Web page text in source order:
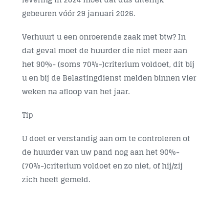
gebeurenvóór 29 januari 2026.
Verhuurt u een onroerende zaak met btw? In
dat geval moet de huurder die niet meer aan
het 90%- (soms 70%-)criterium voldoet, dit bij
u en bij de Belastingdienst melden binnen vier
weken na afloop van het jaar.
Tip
U doet er verstandig aan om te controleren of
de huurder van uw pand nog aan het 90%-
(70%-)criterium voldoet en zo niet, of hij/zij
zich heeft gemeld.